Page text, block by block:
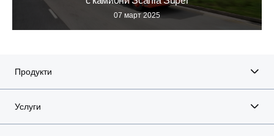
07 март 2025
Продукти
Услуги